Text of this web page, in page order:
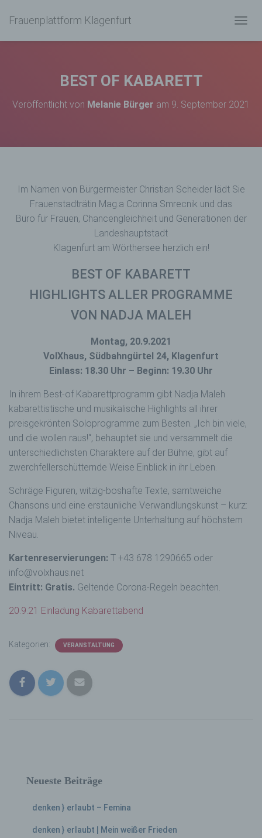
Frauenplattform Klagenfurt
A
I
T
BEST OF KABARETT
Veröffentlicht von Melanie Bürger am 9. September 2021
Im Namen von Bürgermeister Christian Scheider lädt Sie
Frauenstadträtin Mag.a Corinna Smrecnik und das
Büro für Frauen, Chancengleichheit und Generationen der
Landeshauptstadt
Klagenfurt am Wörthersee herzlich ein!
BEST OF KABARETT
HIGHLIGHTS ALLER PROGRAMME
VON NADJA MALEH
Montag, 20.9.2021
VolXhaus, Südbahngürtel 24, Klagenfurt
Einlass: 18.30 Uhr – Beginn: 19.30 Uhr
In ihrem Best-of Kabarettprogramm gibt Nadja Maleh
kabarettistische und musikalische Highlights all ihrer
preisgekrönten Soloprogramme zum Besten. „Ich bin viele,
und die wollen raus!“, behauptet sie und versammelt die
unterschiedlichsten Charaktere auf der Bühne, gibt auf
zwerchfellerschütternde Weise Einblick in ihr Leben.
Schräge Figuren, witzig-boshafte Texte, samtweiche
Chansons und eine erstaunliche Verwandlungskunst – kurz:
Nadja Maleh bietet intelligente Unterhaltung auf höchstem
Niveau.
Kartenreservierungen: T +43 678 1290665 oder
info@volxhaus.net
Eintritt: Gratis. Geltende Corona-Regeln beachten.
20.9.21 Einladung Kabarettabend
Kategorien: VERANSTALTUNG
Neueste Beiträge
denken } erlaubt – Femina
denken } erlaubt | Mein weißer Frieden